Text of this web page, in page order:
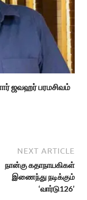
ஜவஹர் பரமசிவம்
NEXT ARTICLE
நான்கு கதாநாயகிகள்
இணைந்து நடிக்கும்
‘வார்டு126’